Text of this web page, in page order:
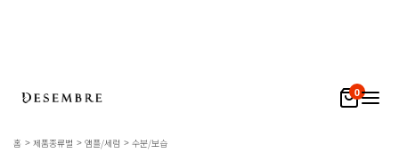
0
홈 제품종류별 앰플/세럼 수분/보습